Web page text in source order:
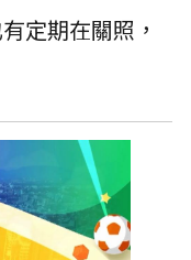
定期在關照，